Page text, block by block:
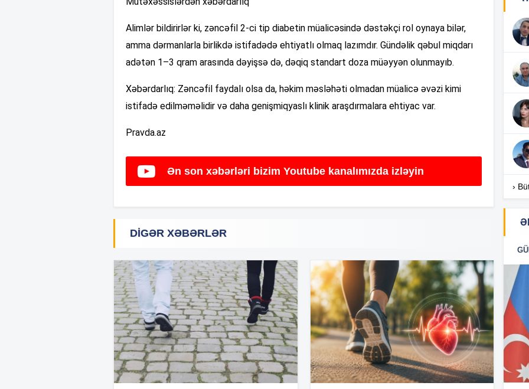
Alimlər bildirirlər ki, zəncəfil 2-ci tip diabetin müalicəsində dəstəkçi rol oynaya bilər,
amma dərmanlarla birlikdə istifadədə ehtiyatlı olmaq lazımdır. Gündəlik qəbul miqdarı
adətən 1–3 qram arasında dəyişsə də, dəqiq standart doza müəyyən olunmayıb.
Xəbərdarlıq: Zəncəfil faydalı olsa da, həkim məsləhəti olmadan müalicə əvəzi kimi
istifadə edilməməlidir və daha genişmiqyaslı klinik araşdırmalara ehtiyac var.
Pravda.az
Ən son xəbərləri bizim Youtube kanalımızda izləyin
DIGƏR XƏBƏRLƏR
›